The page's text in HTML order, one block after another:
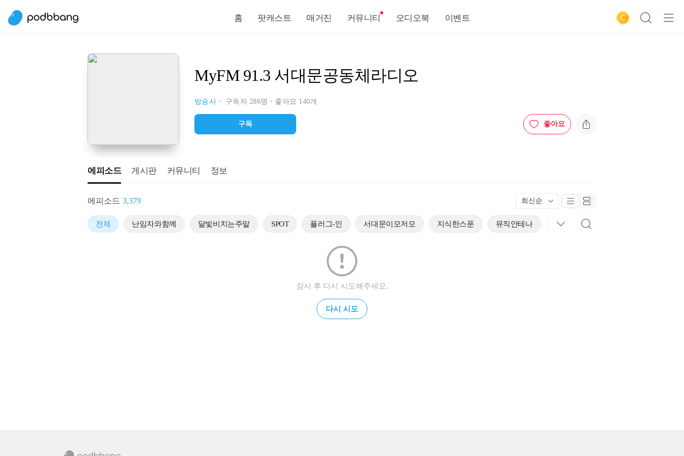
홈 팟캐스트 매거진 커뮤니티 오디오북 이벤트
MyFM 91.3 서대문공동체라디오
방송사 구독자 286명 좋아요 140개
구독 좋아요
에피소드 게시판 커뮤니티 정보
에피소드 3,379 최신순
전체 난임자와함께 달빛비치는주말 SPOT 플러그-인 서대문이모저모 지식한스푼 뮤직안테나 서대문매거진
잠시 후 다시 시도해주세요.
다시 시도